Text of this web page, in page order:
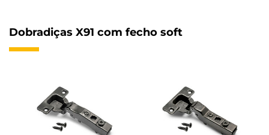
Dobradiças X91 com fecho soft